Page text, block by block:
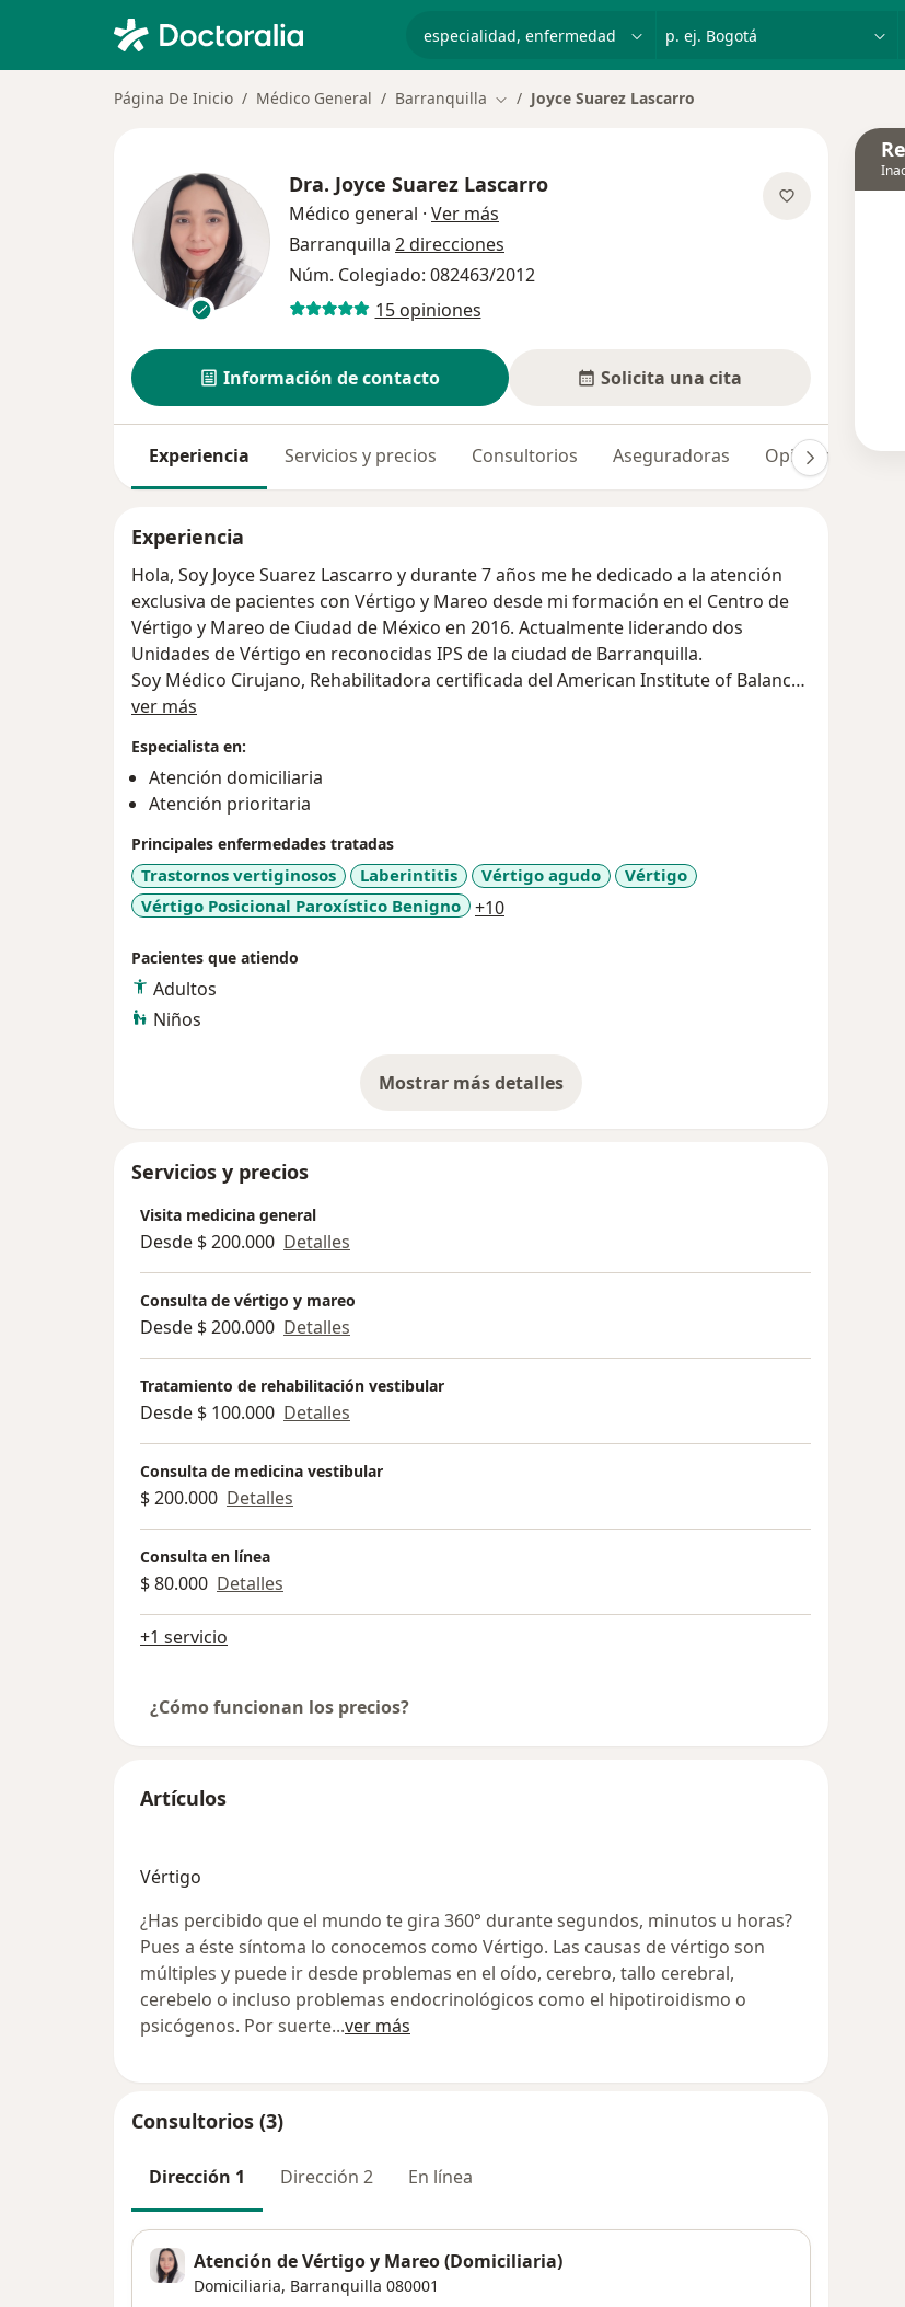
p. ej. Bogotá
Página De Inicio Médico General Barranquilla Cambiar de ciudad
Joyce Suarez Lascarro
Dra. Joyce Suarez Lascarro
Médico general · Ver más
Barranquilla 2 direcciones
Núm. Colegiado: 082463/2012
15 opiniones
Información de contacto Solicita una cita
Experiencia Servicios y precios Consultorios Aseguradoras Opiniones (15)
Experiencia
Hola, Soy Joyce Suarez Lascarro y durante 7 años me he dedicado a la atención
exclusiva de pacientes con Vértigo y Mareo desde mi formación en el Centro de
Vértigo y Mareo de Ciudad de México en 2016. Actualmente liderando dos
Unidades de Vértigo en reconocidas IPS de la ciudad de Barranquilla.
Soy Médico Cirujano, Rehabilitadora certificada del American Institute of Balance,
Magister en Psiconeuropsiquiatría y Rehabilitación y en constante actualización
ver más
Especialista en:
Atención domiciliaria
Atención prioritaria
Principales enfermedades tratadas
Trastornos vertiginosos Laberintitis Vértigo agudo
Vértigo
Vértigo Posicional Paroxístico Benigno
+10a11y_sr_more_diseases
Pacientes que atiendo
Adultos
Niños
Mostrar más detalles
sobre la experiencia
Servicios y precios
Visita medicina general
Desde $ 200.000 Detalles
Consulta de vértigo y mareo
Desde $ 200.000 Detalles
Tratamiento de rehabilitación vestibular
Desde $ 100.000 Detalles
Consulta de medicina vestibular
$ 200.000 Detalles
Consulta en línea
$ 80.000 Detalles
+1 servicio
¿Cómo funcionan los precios?
Artículos
Vértigo
¿Has percibido que el mundo te gira 360° durante segundos, minutos u horas?
Pues a éste síntoma lo conocemos como Vértigo. Las causas de vértigo son
múltiples y puede ir desde problemas en el oído, cerebro, tallo cerebral,
cerebelo o incluso problemas endocrinológicos como el hipotiroidismo o
psicógenos. Por suerte...ver más
Consultorios (3)
Dirección 1 Dirección 2 En línea
Atención de Vértigo y Mareo (Domiciliaria)
Domiciliaria, Barranquilla 080001